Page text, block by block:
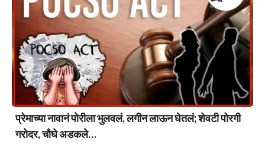
प्रेमाच्या नावानं पोरीला भुलवलं, लगीन लाऊन घेतलं; शेवटी पोरगी
गरोदर, चौघे अडकले…